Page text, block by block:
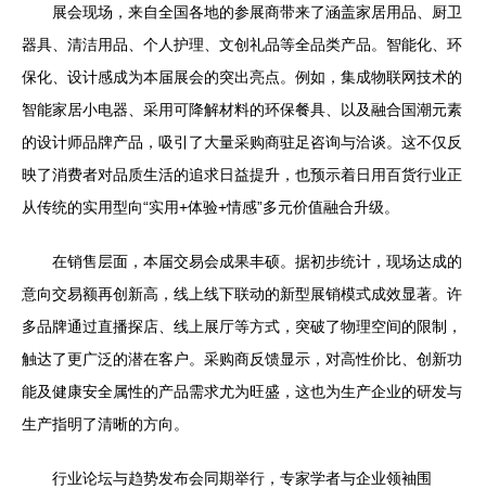
展会现场，来自全国各地的参展商带来了涵盖家居用品、厨卫
器具、清洁用品、个人护理、文创礼品等全品类产品。智能化、环
保化、设计感成为本届展会的突出亮点。例如，集成物联网技术的
智能家居小电器、采用可降解材料的环保餐具、以及融合国潮元素
的设计师品牌产品，吸引了大量采购商驻足咨询与洽谈。这不仅反
映了消费者对品质生活的追求日益提升，也预示着日用百货行业正
从传统的实用型向“实用+体验+情感”多元价值融合升级。
在销售层面，本届交易会成果丰硕。据初步统计，现场达成的
意向交易额再创新高，线上线下联动的新型展销模式成效显著。许
多品牌通过直播探店、线上展厅等方式，突破了物理空间的限制，
触达了更广泛的潜在客户。采购商反馈显示，对高性价比、创新功
能及健康安全属性的产品需求尤为旺盛，这也为生产企业的研发与
生产指明了清晰的方向。
行业论坛与趋势发布会同期举行，专家学者与企业领袖围